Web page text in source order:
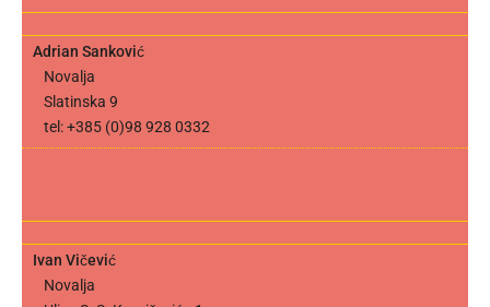
Adrian Sanković
Novalja
Slatinska 9
tel: +385 (0)98 928 0332
Ivan Vičević
Novalja